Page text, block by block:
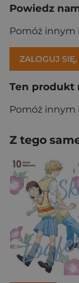
Powiedz
Pomóż innym
ZALOGUJ
Ten produkt
Pomóż innym
Z tego